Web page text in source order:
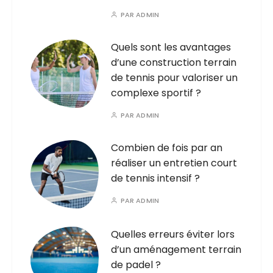
PARADMIN
Quels sont les avantages
d’une construction terrain
de tennis pour valoriser un
complexe sportif ?
PARADMIN
Combien de fois par an
réaliser un entretien court
de tennis intensif ?
PARADMIN
Quelles erreurs éviter lors
d’un aménagement terrain
de padel ?